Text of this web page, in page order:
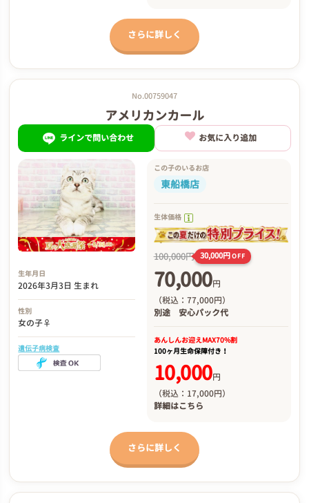
さらに詳しく
No.00759047
アメリカンカール
ラインで問い合わせ お気に入り追加
生年月日
2026年3月3日 生まれ
性別
女の子♀
遺伝子病検査
この子のいるお店
東船橋店
生体価格
100,000円 30,000円OFF
70,000円
（税込：77,000円）
別途 安心パック代
あんしんお迎えMAX70%割
100ヶ月生命保障付き！
10,000円
（税込：17,000円）
詳細はこちら
さらに詳しく